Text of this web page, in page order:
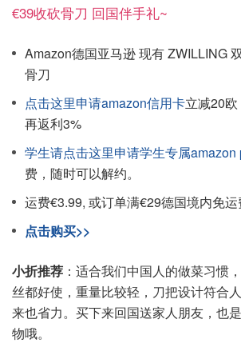
€39收砍骨刀 回国伴手礼~
Amazon德国亚马逊 现有 ZWILLING
骨刀
点击这里申请amazon信用卡立减20
再返利3%
学生请点击这里申请学生专属amazon
费，随时可以解约。
运费€3.99, 或订单满€29德国境内免运
点击购买>>
小折推荐 ：适合我们中国人的做菜习惯
丝都好使，重量比较轻，刀把设计符合
来也省力。买下来回国送家人朋友，也
物哦。